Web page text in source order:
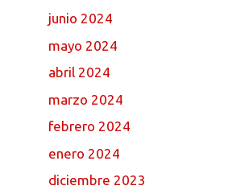
junio 2024
mayo 2024
abril 2024
marzo 2024
febrero 2024
enero 2024
diciembre 2023